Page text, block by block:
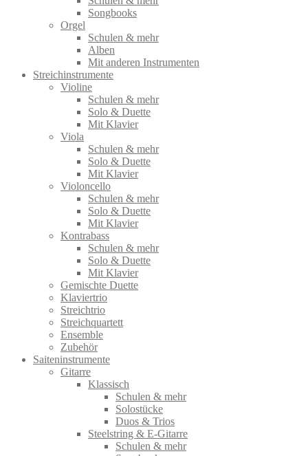
Songbooks
Orgel
Schulen & mehr
Alben
Mit anderen Instrumenten
Streichinstrumente
Violine
Schulen & mehr
Solo & Duette
Mit Klavier
Viola
Schulen & mehr
Solo & Duette
Mit Klavier
Violoncello
Schulen & mehr
Solo & Duette
Mit Klavier
Kontrabass
Schulen & mehr
Solo & Duette
Mit Klavier
Gemischte Duette
Klaviertrio
Streichtrio
Streichquartett
Ensemble
Zubehör
Saiteninstrumente
Gitarre
Klassisch
Schulen & mehr
Solostücke
Duos & Trios
Steelstring & E-Gitarre
Schulen & mehr